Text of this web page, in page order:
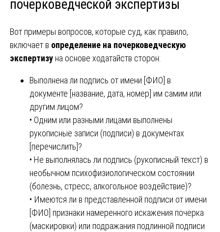
почерковедческой экспертизы
Вот примеры вопросов, которые суд, как правило,
включает в определение на почерковедческую
экспертизу на основе ходатайств сторон:
Выполнена ли подпись от имени [ФИО] в
документе [название, дата, номер] им самим или
другим лицом?
• Одним или разными лицами выполнены
рукописные записи (подписи) в документах
[перечислить]?
• Не выполнялась ли подпись (рукописный текст) в
необычном психофизиологическом состоянии
(болезнь, стресс, алкогольное воздействие)?
• Имеются ли в представленной подписи от имени
[ФИО] признаки намеренного искажения почерка
(маскировки) или подражания подлинной подписи